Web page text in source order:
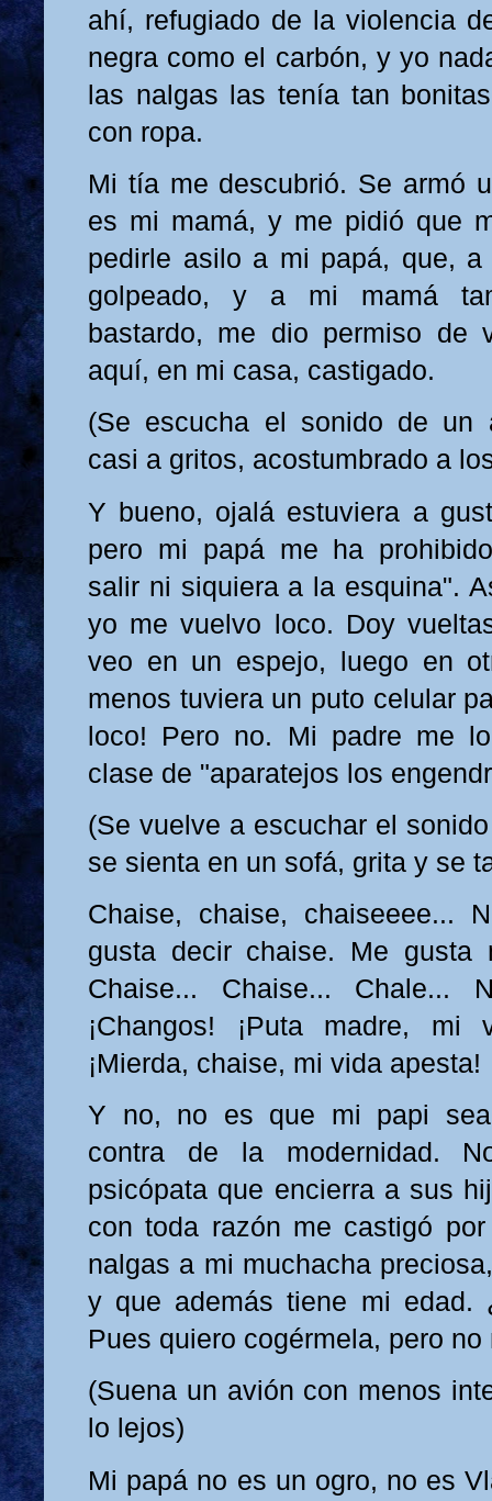
ahí, refugiado de la violencia
negra como el carbón, y yo
las nalgas las tenía tan
con ropa.
Mi tía me descubrió. Se armó
es mi mamá, y me pidió que
pedirle asilo a mi papá, que, a
golpeado, y a mi mamá
bastardo, me dio permiso de
aquí, en mi casa, castigado.
(Se escucha el sonido de un
casi a gritos, acostumbrado a
Y bueno, ojalá estuviera a
pero mi papá me ha
salir ni siquiera a la esquina".
yo me vuelvo loco. Doy
veo en un espejo, luego en
menos tuviera un puto celular
loco! Pero no. Mi padre me
clase de "aparatejos los
(Se vuelve a escuchar el
se sienta en un sofá, grita y se
Chaise, chaise, chaiseeee...
gusta decir chaise. Me gusta
Chaise... Chaise... Chale...
¡Changos! ¡Puta madre,
¡Mierda, chaise, mi vida apesta!
Y no, no es que mi papi
contra de la modernidad.
psicópata que encierra a sus
con toda razón me castigó
nalgas a mi muchacha
y que además tiene mi edad.
Pues quiero cogérmela, pero no
(Suena un avión con menos
lo lejos)
Mi papá no es un ogro, no es